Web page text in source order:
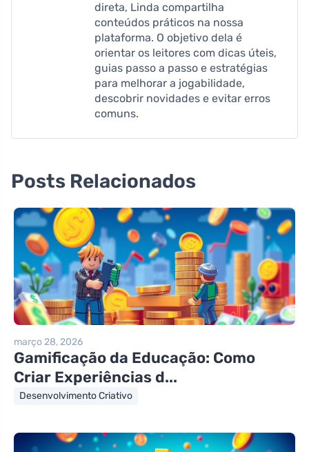
direta, Linda compartilha
conteúdos práticos na nossa
plataforma. O objetivo dela é
orientar os leitores com dicas úteis,
guias passo a passo e estratégias
para melhorar a jogabilidade,
descobrir novidades e evitar erros
comuns.
Posts Relacionados
março 28, 2026
Gamificação da Educação: Como
Criar Experiências d...
Desenvolvimento Criativo